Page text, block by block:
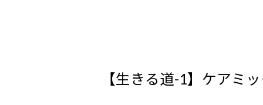
【生きる道-1】ケアミ